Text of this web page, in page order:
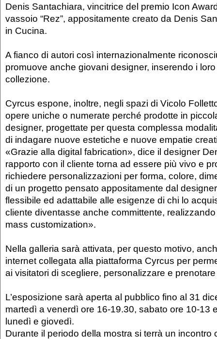
Denis Santachiara, vincitrice del premio Icon
vassoio “Rez”, appositamente creato da Denis
in Cucina.
A fianco di autori così internazionalmente
promuove anche giovani designer, inserendo i
collezione.
Cyrcus espone, inoltre, negli spazi di Vicolo
opere uniche o numerate perché prodotte in
designer, progettate per questa complessa
di indagare nuove estetiche e nuove empatie
«Grazie alla digital fabrication», dice il designer
rapporto con il cliente torna ad essere più vivo e
richiedere personalizzazioni per forma, colore,
di un progetto pensato appositamente dal
flessibile ed adattabile alle esigenze di chi lo
cliente diventasse anche committente, realizzando
mass customization».
Nella galleria sarà attivata, per questo motivo,
internet collegata alla piattaforma Cyrcus per
ai visitatori di scegliere, personalizzare e
L’esposizione sarà aperta al pubblico fino al 31
martedì a venerdì ore 16-19.30, sabato ore 10-13
lunedì e giovedì.
Durante il periodo della mostra si terrà un incontro